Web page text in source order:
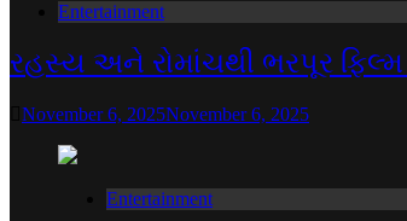
Entertainment
રહસ્ય અને રોમાંચથી ભરપૂર
November 6, 2025November 6, 2025
Entertainment